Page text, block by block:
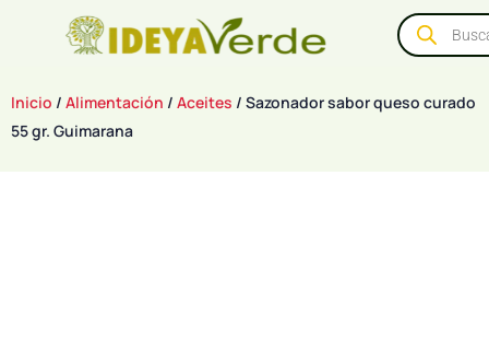
Inicio / Alimentación / Aceites / Sazonador sabor queso curado
55 gr. Guimarana